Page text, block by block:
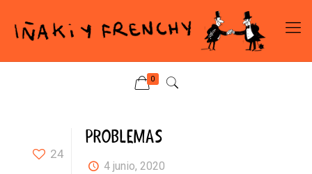
0
24
PROBLEMAS
4 junio, 2020